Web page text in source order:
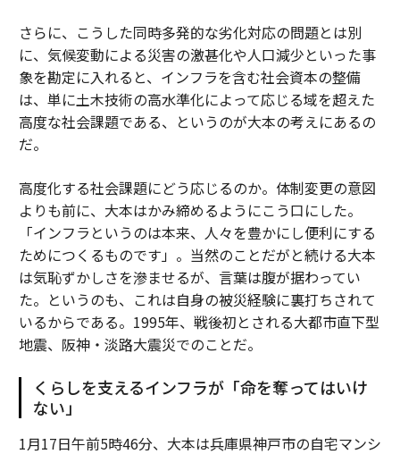
さらに、こうした同時多発的な劣化対応の問題とは別
に、気候変動による災害の激甚化や人口減少といった事
象を勘定に入れると、インフラを含む社会資本の整備
は、単に土木技術の高水準化によって応じる域を超えた
高度な社会課題である、というのが大本の考えにあるの
だ。
高度化する社会課題にどう応じるのか。体制変更の意図
よりも前に、大本はかみ締めるようにこう口にした。
「インフラというのは本来、人々を豊かにし便利にする
ためにつくるものです」。当然のことだがと続ける大本
は気恥ずかしさを滲ませるが、言葉は腹が据わってい
た。というのも、これは自身の被災経験に裏打ちされて
いるからである。1995年、戦後初とされる大都市直下型
地震、阪神・淡路大震災でのことだ。
くらしを支えるインフラが「命を奪ってはいけ
ない」
1月17日午前5時46分、大本は兵庫県神戸市の自宅マンシ